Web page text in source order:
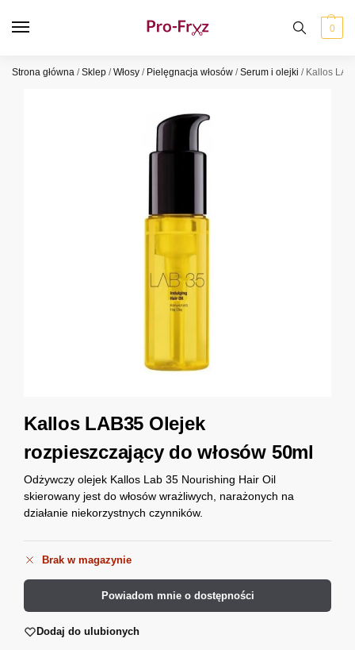
0
Strona główna /Sklep /Włosy / Pielęgnacja włosów /Serum i olejki / Kallos
Kallos LAB35 Olejek
rozpieszczający do włosów 50ml
Odżywczy olejek Kallos Lab 35 Nourishing Hair Oil
skierowany jest do włosów wrażliwych, narażonych na
działanie niekorzystnych czynników.
Brak w magazynie
Powiadom mnie o dostępności
Dodaj do ulubionych